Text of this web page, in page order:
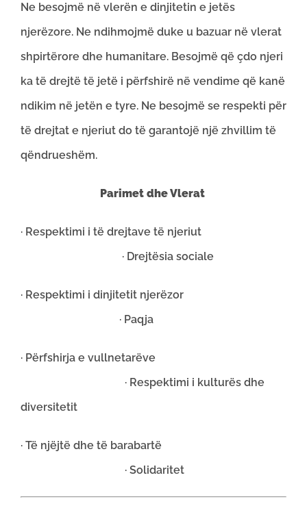
Ne besojmë në vlerën e dinjitetin e jetës
njerëzore. Ne ndihmojmë duke u bazuar në vlerat
shpirtërore dhe humanitare. Besojmë që çdo njeri
ka të drejtë të jetë i përfshirë në vendime që kanë
ndikim në jetën e tyre. Ne besojmë se respekti për
të drejtat e njeriut do të garantojë një zhvillim të
qëndrueshëm.
Parimet dhe Vlerat
· Respektimi i të drejtave të njeriut
· Drejtësia sociale
· Respektimi i dinjitetit njerëzor
· Paqja
· Përfshirja e vullnetarëve
· Respektimi i kulturës dhe
diversitetit
· Të njëjtë dhe të barabartë
· Solidaritet